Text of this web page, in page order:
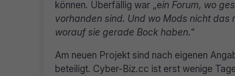
können. Überfällig war „ein Forum, wo
vorhanden sind. Und wo Mods nicht das
worauf sie gerade Bock haben.“
Am neuen Projekt sind nach eigenen
beteiligt. Cyber-Biz.cc ist erst wenige